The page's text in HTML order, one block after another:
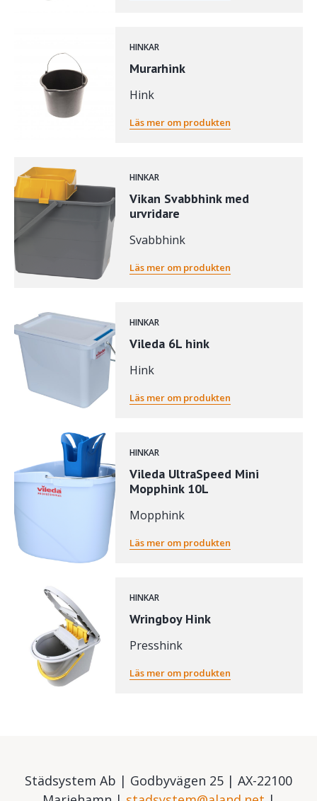
HINKAR
Murarhink
Hink
Läs mer om produkten
HINKAR
Vikan Svabbhink med
urvridare
Svabbhink
Läs mer om produkten
HINKAR
Vileda 6L hink
Hink
Läs mer om produkten
HINKAR
Vileda UltraSpeed Mini
Mopphink 10L
Mopphink
Läs mer om produkten
HINKAR
Wringboy Hink
Presshink
Läs mer om produkten
Städsystem Ab | Godbyvägen 25 | AX-22100